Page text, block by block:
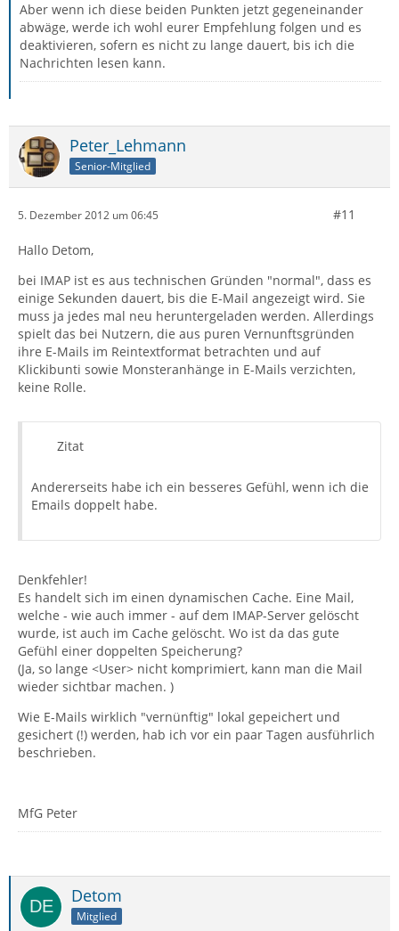
Aber wenn ich diese beiden Punkten jetzt gegeneinander
abwäge, werde ich wohl eurer Empfehlung folgen und es
deaktivieren, sofern es nicht zu lange dauert, bis ich die
Nachrichten lesen kann.
Peter_Lehmann
Senior-Mitglied
5. Dezember 2012 um 06:45 #11
Hallo Detom,
bei IMAP ist es aus technischen Gründen "normal", dass es
einige Sekunden dauert, bis die E-Mail angezeigt wird. Sie
muss ja jedes mal neu heruntergeladen werden. Allerdings
spielt das bei Nutzern, die aus puren Vernunftsgründen
ihre E-Mails im Reintextformat betrachten und auf
Klickibunti sowie Monsteranhänge in E-Mails verzichten,
keine Rolle.
Zitat
Andererseits habe ich ein besseres Gefühl, wenn ich die
Emails doppelt habe.
Denkfehler!
Es handelt sich im einen dynamischen Cache. Eine Mail,
welche - wie auch immer - auf dem IMAP-Server gelöscht
wurde, ist auch im Cache gelöscht. Wo ist da das gute
Gefühl einer doppelten Speicherung?
(Ja, so lange <User> nicht komprimiert, kann man die Mail
wieder sichtbar machen. )
Wie E-Mails wirklich "vernünftig" lokal gepeichert und
gesichert (!) werden, hab ich vor ein paar Tagen ausführlich
beschrieben.
MfG Peter
Detom
Mitglied